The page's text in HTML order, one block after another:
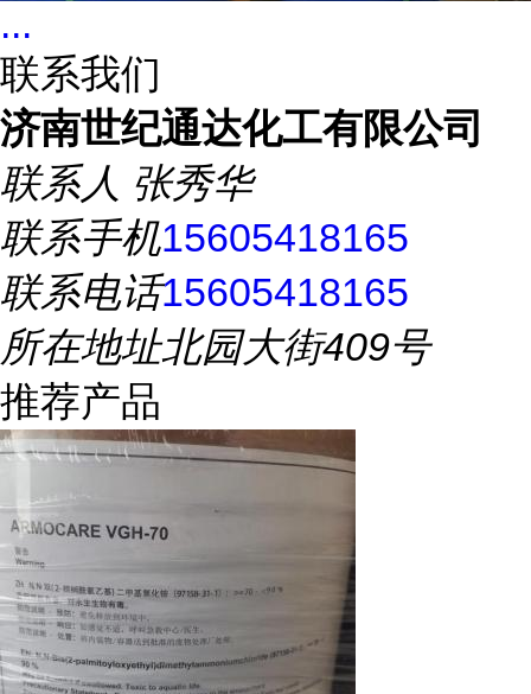
...
联系我们
济南世纪通达化工有限公司
联系人 张秀华
联系手机15605418165
联系电话15605418165
所在地址北园大街409号
推荐产品